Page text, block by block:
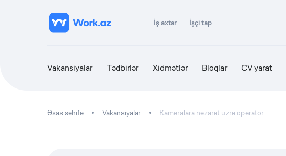
İş axtar İşçi tap
Vakansiyalar Tədbirlər Xidmətlər Bloqlar CV yarat
Əsas səhifə Vakansiyalar Kameralara nəzarət üzrə operator